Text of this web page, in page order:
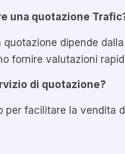
una quotazione
dipende
fornire valutazioni
di quotazione?
facilitare la vendita